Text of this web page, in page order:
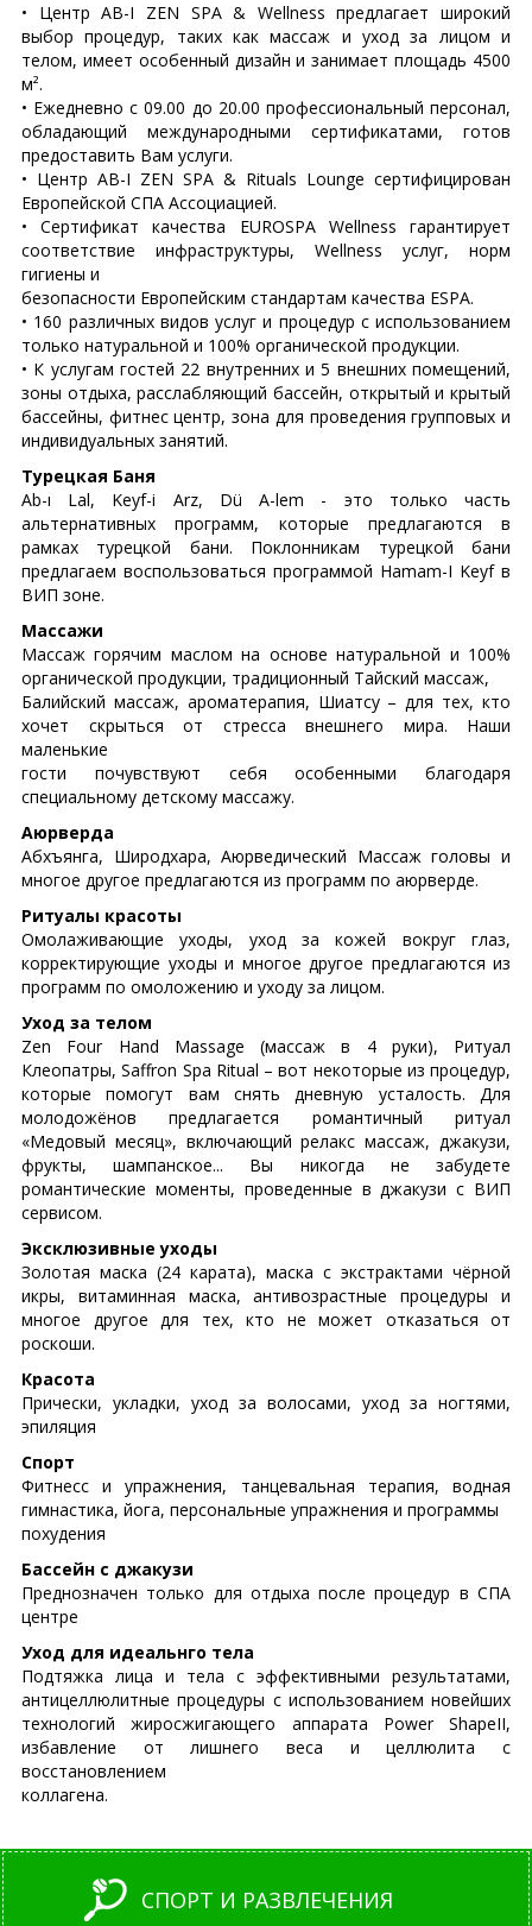
• Центр AB-I ZEN SPA & Wellness предлагает широкий
выбор процедур, таких как массаж и уход за лицом и
телом, имеет особенный дизайн и занимает площадь 4500
м².
• Ежедневно с 09.00 до 20.00 профессиональный персонал,
обладающий международными сертификатами, готов
предоставить Вам услуги.
• Центр AB-I ZEN SPA & Rituals Lounge сертифицирован
Европейской СПА Ассоциацией.
• Сертификат качества EUROSPA Wellness гарантирует
соответствие инфраструктуры, Wellness услуг, норм
гигиены и
безопасности Европейским стандартам качества ESPA.
• 160 различных видов услуг и процедур с использованием
только натуральной и 100% органической продукции.
• К услугам гостей 22 внутренних и 5 внешних помещений,
зоны отдыха, расслабляющий бассейн, открытый и крытый
бассейны, фитнес центр, зона для проведения групповых и
индивидуальных занятий.
Турецкая Баня
Ab-ı Lal, Keyf-i Arz, Dü A-lem - это только часть
альтернативных программ, которые предлагаются в
рамках турецкой бани. Поклонникам турецкой бани
предлагаем воспользоваться программой Hamam-I Keyf в
ВИП зоне.
Массажи
Массаж горячим маслом на основе натуральной и 100%
органической продукции, традиционный Тайский массаж,
Балийский массаж, ароматерапия, Шиатсу – для тех, кто
хочет скрыться от стресса внешнего мира. Наши
маленькие
гости почувствуют себя особенными благодаря
специальному детскому массажу.
Аюрверда
Абхъянга, Широдхара, Аюрведический Массаж головы и
многое другое предлагаются из программ по аюрверде.
Ритуалы красоты
Омолаживающие уходы, уход за кожей вокруг глаз,
корректирующие уходы и многое другое предлагаются из
программ по омоложению и уходу за лицом.
Уход за телом
Zen Four Hand Massage (массаж в 4 руки), Ритуал
Клеопатры, Saffron Spa Ritual – вот некоторые из процедур,
которые помогут вам снять дневную усталость. Для
молодожёнов предлагается романтичный ритуал
«Медовый месяц», включающий релакс массаж, джакузи,
фрукты, шампанское... Вы никогда не забудете
романтические моменты, проведенные в джакузи с ВИП
сервисом.
Эксклюзивные уходы
Золотая маска (24 карата), маска с экстрактами чёрной
икры, витаминная маска, антивозрастные процедуры и
многое другое для тех, кто не может отказаться от
роскоши.
Красота
Прически, укладки, уход за волосами, уход за ногтями,
эпиляция
Спорт
Фитнесс и упражнения, танцевальная терапия, водная
гимнастика, йога, персональные упражнения и программы
похудения
Бассейн с джакузи
Преднозначен только для отдыха после процедур в СПА
центре
Уход для идеальнго тела
Подтяжка лица и тела с эффективными результатами,
антицеллюлитные процедуры с использованием новейших
технологий жиросжигающего аппарата Power ShapeII,
избавление от лишнего веса и целлюлита с
восстановлением
коллагена.
СПОРТ И РАЗВЛЕЧЕНИЯ